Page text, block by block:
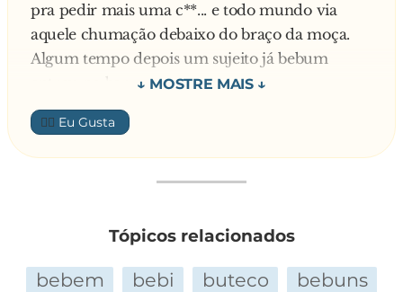
perguntou:
- Seu canalha, onde voce andou a noite toda? -
c**... safado!
E ele, olhando para o p**... com aquela medalha
pendurada, respondeu:
- Olha mulher, aonde eu andei eu nao sei, so sei
que eu tirei o
pra pedir mais uma c**... e todo mundo via
aquele chumação debaixo do braço da moça.
Algum tempo depois um sujeito já bebum
Depois de algum tempo, ele chamou o garçom
e falou:
- Eu queria oferecer um drinque àquela
perguntou o garçom.
ser bailarina!
👍🏼
Tópicos relacionados
bebem bebi buteco
bebuns